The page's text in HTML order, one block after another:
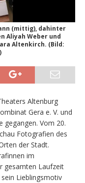
(mittig), dahinter
Aliyah Weber und
Altenkirch. (Bild:
Altenburg
Gera e. V. und
gegangen. Vom 20.
Fotografien des
der Stadt.
im
gesamten Laufzeit
Lieblingsmotiv